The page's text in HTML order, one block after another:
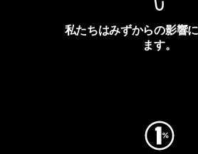
私たちはみずからの影響
ます。